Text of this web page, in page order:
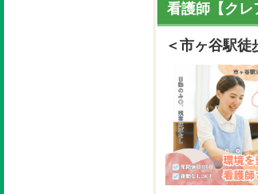
看護師【ク
＜市ヶ谷駅徒